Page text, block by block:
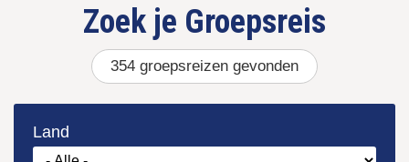
Zoek je
354 gevonden
Land